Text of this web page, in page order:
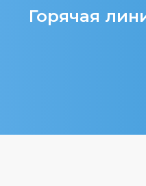
Горячая